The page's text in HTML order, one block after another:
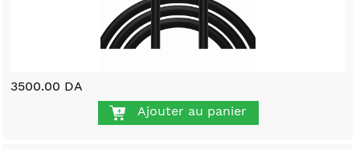
3500.00 DA
Ajouter au panier